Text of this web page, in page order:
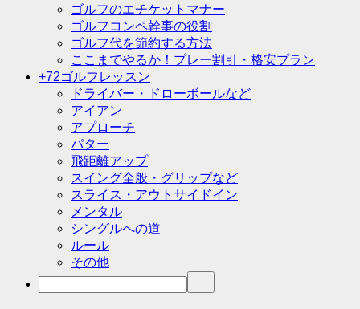
ゴルフのエチケットマナー
ゴルフコンペ幹事の役割
ゴルフ代を節約する方法
ここまでやるか！プレー割引・格安プラン
+72ゴルフレッスン
ドライバー・ドローボールなど
アイアン
アプローチ
パター
飛距離アップ
スイング全般・グリップなど
スライス・アウトサイドイン
メンタル
シングルへの道
ルール
その他